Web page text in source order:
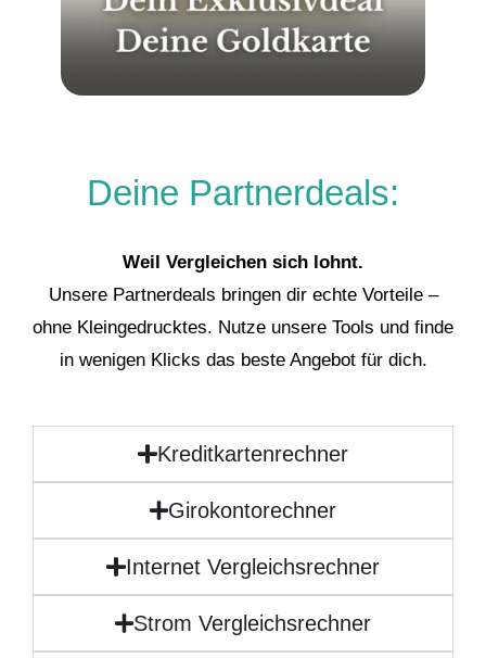
Deine Partnerdeals:
Weil Vergleichen sich lohnt.
Unsere Partnerdeals bringen dir echte Vorteile –
ohne Kleingedrucktes. Nutze unsere Tools und finde
in wenigen Klicks das beste Angebot für dich.
Kreditkartenrechner
Girokontorechner
Internet Vergleichsrechner
Strom Vergleichsrechner